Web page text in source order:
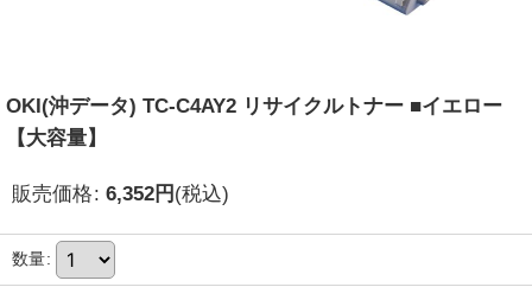
OKI(沖データ) TC-C4AY2 リサイクルトナー ■イエロー
【大容量】
販売価格: 6,352円 (税込)
数量: